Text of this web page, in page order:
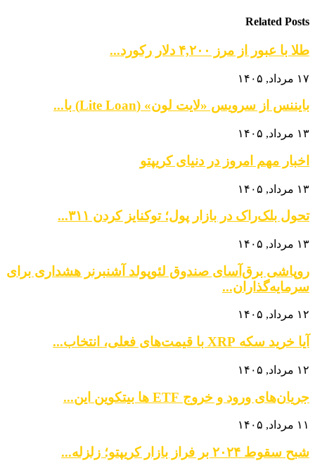
Related Posts
طلا با عبور از مرز ۴,۲۰۰ دلار رکورد...
۱۷ مرداد, ۱۴۰۵
بایننس از سرویس «لایت لون» (Lite Loan) با...
۱۳ مرداد, ۱۴۰۵
اخبار مهم امروز در دنیای کریپتو
۱۳ مرداد, ۱۴۰۵
تحول بلک‌راک در بازار پول؛ توکنایز کردن ۳۱۱...
۱۳ مرداد, ۱۴۰۵
روپاشی برق‌آسای صندوق لئوپولد آشنبرنر هشداری برای
سرمایه‌گذاران...
۱۲ مرداد, ۱۴۰۵
آیا خرید سکه XRP با قیمت‌های فعلی، انتخاب...
۱۲ مرداد, ۱۴۰۵
جریان‌های ورود و خروج ETF ها بیتکوین این...
۱۱ مرداد, ۱۴۰۵
شبح سقوط ۲۰۲۴ بر فراز بازار کریپتو؛ زلزله...